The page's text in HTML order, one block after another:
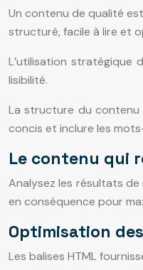
Un contenu de qualité
structuré, facile à lire et
L’utilisation stratégique
lisibilité.
La structure du contenu
concis et inclure les
Le contenu qui
Analysez les résultats
en conséquence pour
Optimisation
Les balises HTML